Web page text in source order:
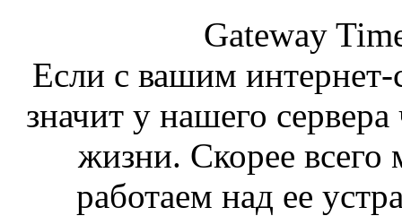
Gateway
Если с вашим интернет-
значит у нашего
жизни. Скорее
работаем над ее